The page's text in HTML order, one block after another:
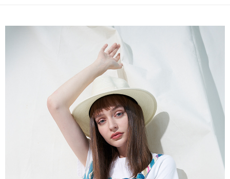
4.訂單成立30分鐘內，如未前往確認交易或遇審核未通過，訂單將自動取
消。如遇「轉專審核」未通過狀況，表示未達大哥付你分期系統評分，恕無
1.分期款項不併入電信帳單，「大哥付你分期」於每月結算日後寄送繳費提
2.透過簡訊連結打開帳單後，可選擇「超商條碼／台灣大直營門市／銀行轉
帳／街口支付／iPASS MONEY」等通路繳費。
【注意事項】
1.本服務係由「台灣大哥大股份有限公司」（以下簡稱本公司）所提供，讓
用戶於交易時，得透過本服務購買商品或服務，並由商店將買賣／分期付款
買賣價金債權讓與本公司後，依約使用本公司帳單繳交帳款。
2.基於同意付款使用「大哥付你分期」之契約關係目的，商店將以您的個人
資料（包含姓名、電話或地址）提供予台灣大哥大進項蒐集、處理及利用，
由本公司與您本人進行分期帳單所需資料之確認、核對及更正。
3.完整用戶服務條款，請詳閱以下連結：
https://oppay.tw/userRule
１．簡單：不需註冊會員、不需綁卡、不需儲值。
３．安心：先確認商品／服務後，再付款。
【「AFTEE先享後付」結帳流程】
１．於結帳方式選擇「AFTEE先享後付」後，將跳轉至「AFTEE先享後付」
結帳頁面，進行簡訊認證並確認金額後，即可完成結帳。
２．訂單成立數日內，您將收到繳費通知簡訊。
３．收到繳費通知簡訊後14天內，點擊此簡訊中的連結，可透過四大超商／
ATM／網路銀行／等多元方式進行付款，方視為交易完成。
※ 請注意：結帳手續完成當下不需立刻繳費，但若您需要取消訂單，請聯絡
購買商品的店家。未經商家同意取消之訂單仍視為有效，需透過AFTEE先享
後付繳納相關費用。
※ 交易是否成功請以「AFTEE先享後付 」之結帳頁面顯示為準，若有關於
是否繳費成功／繳費後需取消欲退款等相關疑問，請聯繫「AFTEE先享後付
https://netprotections.freshdesk.com/support/home
每筆NT$120，滿NT$2,000(含以上)免運費
每筆NT$120，滿NT$2,000(含以上)免運費
每筆NT$120，滿NT$2,000(含以上)免運費